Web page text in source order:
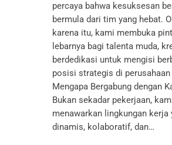
percaya bahwa kesuksesan
bermula dari tim yang hebat.
karena itu, kami membuka
lebarnya bagi talenta muda,
berdedikasi untuk mengisi
posisi strategis di
Mengapa Bergabung dengan
Bukan sekadar pekerjaan,
menawarkan lingkungan kerja
dinamis, kolaboratif, dan…